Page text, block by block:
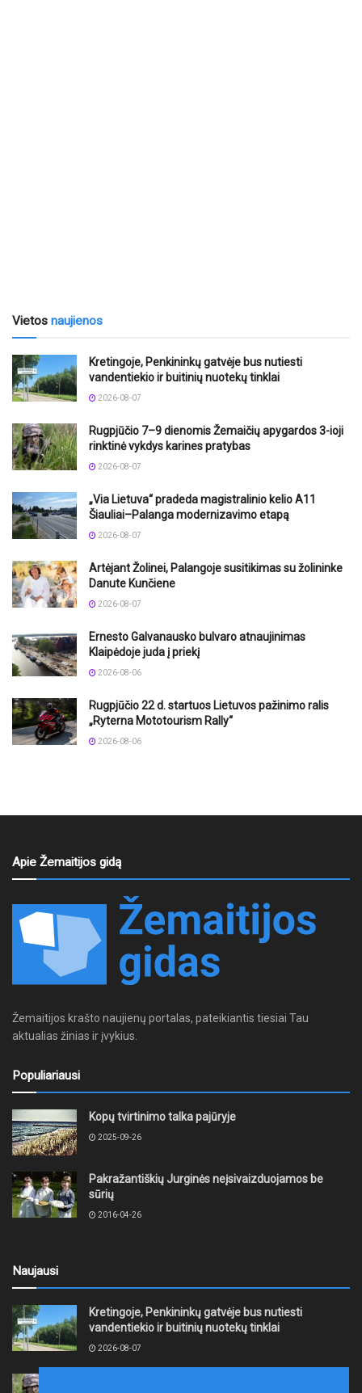
Vietos naujienos
Kretingoje, Penkininkų gatvėje bus nutiesti
vandentiekio ir buitinių nuotekų tinklai
2026-08-07
Rugpjūčio 7–9 dienomis Žemaičių apygardos 3-ioji
rinktinė vykdys karines pratybas
2026-08-07
„Via Lietuva“ pradeda magistralinio kelio A11
Šiauliai–Palanga modernizavimo etapą
2026-08-07
Artėjant Žolinei, Palangoje susitikimas su žolininke
Danute Kunčiene
2026-08-07
Ernesto Galvanausko bulvaro atnaujinimas
Klaipėdoje juda į priekį
2026-08-06
Rugpjūčio 22 d. startuos Lietuvos pažinimo ralis
„Ryterna Mototourism Rally“
2026-08-06
Apie Žemaitijos gidą
Žemaitijos krašto naujienų portalas, pateikiantis tiesiai Tau
aktualias žinias ir įvykius.
Populiariausi
Kopų tvirtinimo talka pajūryje
2025-09-26
Pakražantiškių Jurginės neįsivaizduojamos be
sūrių
2016-04-26
Naujausi
Kretingoje, Penkininkų gatvėje bus nutiesti
vandentiekio ir buitinių nuotekų tinklai
2026-08-07